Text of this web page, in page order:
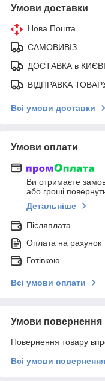
Умови доставки
Нова Пошта
САМОВИВІЗ
ДОСТАВКА в КИЄВІ
ВІДПРАВКА
Всі умови доставки
Умови оплати
Ви отримаєте
або гроші
Детальніше
Післяплата
Оплата на рахунок
Готівкою
Всі умови оплати
Умови повернення
Повернення товару
Всі умови повернення